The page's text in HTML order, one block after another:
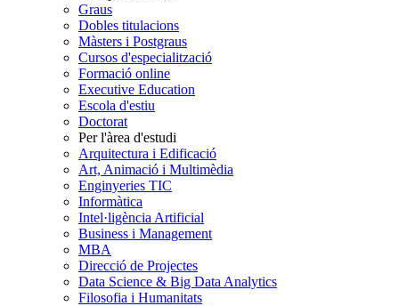
Graus
Dobles titulacions
Màsters i Postgraus
Cursos d'especialització
Formació online
Executive Education
Escola d'estiu
Doctorat
Per l'àrea d'estudi
Arquitectura i Edificació
Art, Animació i Multimèdia
Enginyeries TIC
Informàtica
Intel·ligència Artificial
Business i Management
MBA
Direcció de Projectes
Data Science & Big Data Analytics
Filosofia i Humanitats